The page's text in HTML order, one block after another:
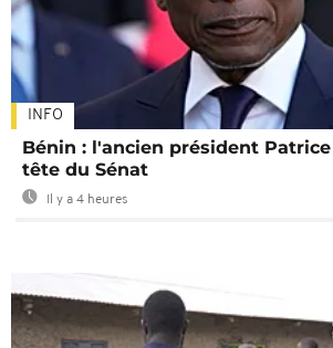
INFO
Bénin : l'ancien président
tête du Sénat
Il y a 4 heures